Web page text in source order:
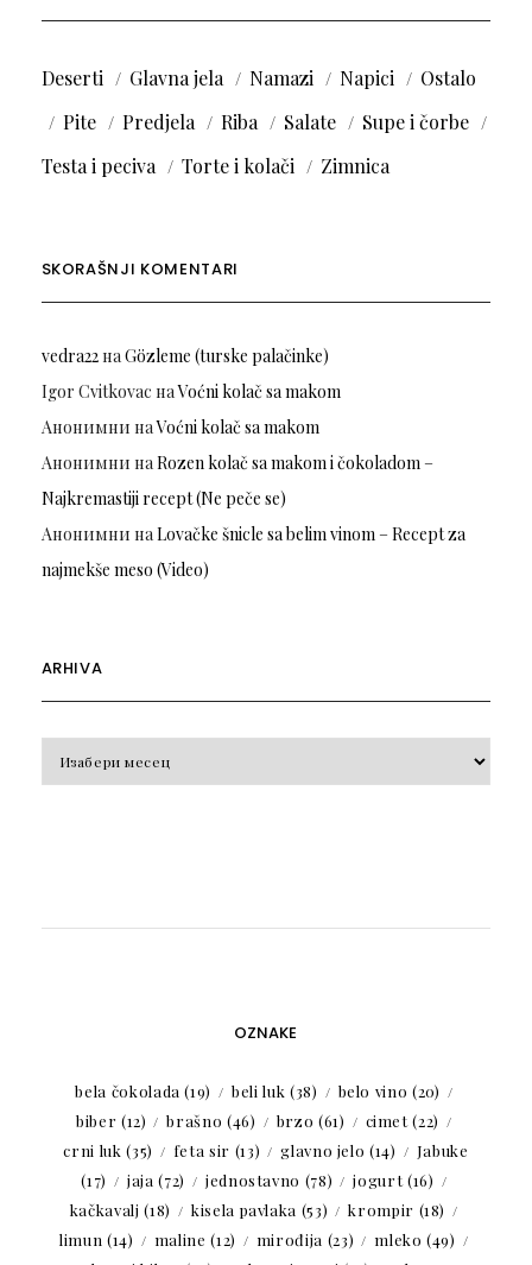
Deserti Glavna jela Namazi Napici
Ostalo
Pite
Predjela Riba Salate
Supe i čorbe
Testa i peciva
Torte i kolači Zimnica
SKORAŠNJI KOMENTARI
vedra22на Gözleme (turske palačinke)
Igor Cvitkovac наVoćni kolač sa makom
Анонимни наVoćni kolač sa makom
Анонимни на Rozen kolač sa makom i čokoladom –
Najkremastiji recept (Ne peče se)
Анонимни на Lovačke šnicle sa belim vinom – Recept za
najmekše meso (Video)
ARHIVA
OZNAKE
bela čokolada (19) beli luk (38) belo vino (20)
biber (12) brašno (46) brzo (61) cimet(22)
crni luk (35) feta sir (13) glavno jelo (14)
Jabuke
(17)
jaja (72) jednostavno (78) jogurt(16)
kačkavalj (18) kisela pavlaka (53) krompir (18)
limun (14) maline (12) mirođija (23) mleko (49)